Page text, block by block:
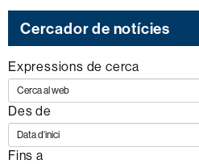
Cercador de notícies
Expressions de cerca
Des de
Fins a